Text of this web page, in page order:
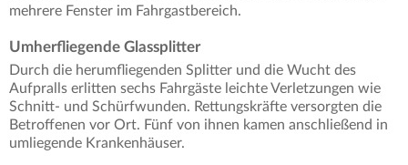
mehrere Fenster im Fahrgastbereich.
Umherfliegende Glassplitter
Durch die herumfliegenden Splitter und die Wucht des
Aufpralls erlitten sechs Fahrgäste leichte Verletzungen wie
Schnitt- und Schürfwunden. Rettungskräfte versorgten die
Betroffenen vor Ort. Fünf von ihnen kamen anschließend in
umliegende Krankenhäuser.